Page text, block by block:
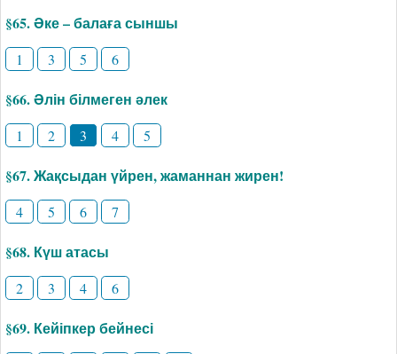
§65. Әке – балаға сыншы
1 3 5 6
§66. Әлін білмеген әлек
1 2 3 4 5
§67. Жақсыдан үйрен, жаманнан жирен!
4 5 6 7
§68. Күш атасы
2 3 4 6
§69. Кейіпкер бейнесі